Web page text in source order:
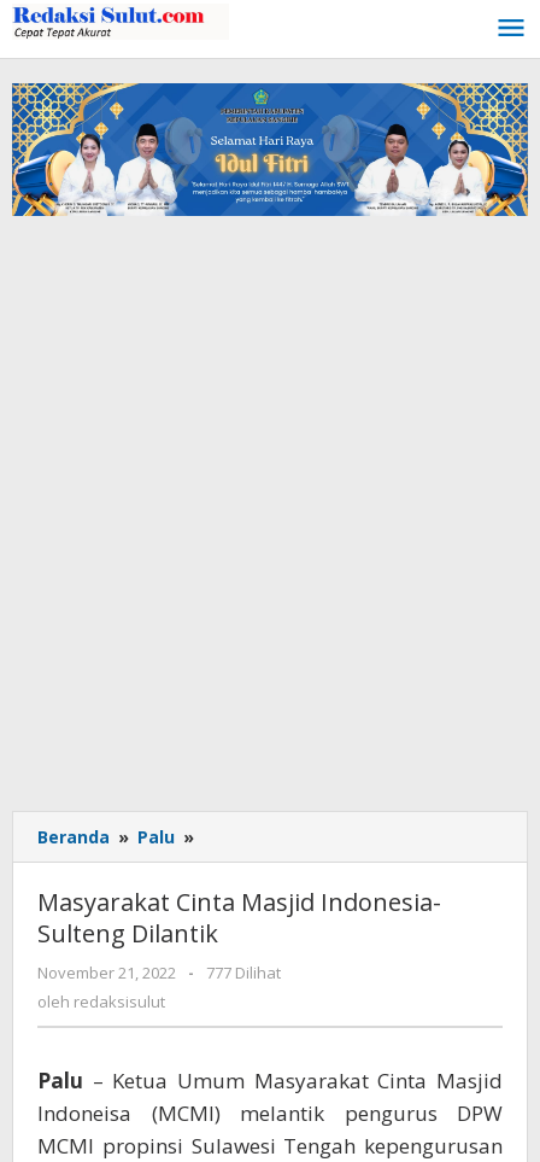
Lewati
ke
konten
Beranda » Palu »
Cinta
Indonesia-
Sulteng
Dilantik
Masyarakat Cinta Masjid Indonesia-
Sulteng Dilantik
November 21, 2022
oleh
-
777 Dilihat
oleh redaksisulut
Palu – Ketua Umum Masyarakat Cinta Masjid
Indoneisa (MCMI) melantik pengurus DPW
MCMI propinsi Sulawesi Tengah kepengurusan